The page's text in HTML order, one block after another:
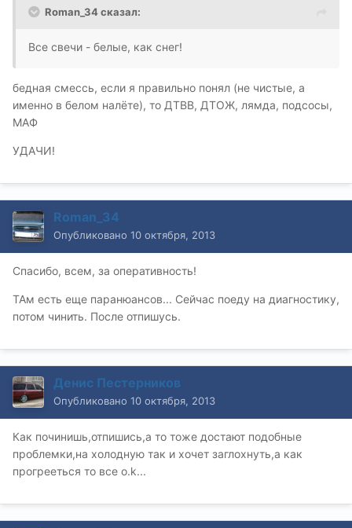
Roman_34 сказал:
Все свечи - белые, как снег!
бедная смессь, если я правильно понял (не чистые, а
именно в белом налёте), то ДТВВ, ДТОЖ, лямда, подсосы,
МАФ
УДАЧИ!
Roman_34
Опубликовано 10 октября, 2013
Спасибо, всем, за оперативность!
ТАм есть еще паранюансов... Сейчас поеду на диагностику,
потом чинить. После отпишусь.
Денис Пестерников
Опубликовано 10 октября, 2013
Как починишь,отпишись,а то тоже достают подобные
проблемки,на холодную так и хочет заглохнуть,а как
прогрееться то все о.k...